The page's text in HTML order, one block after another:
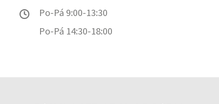
Po-Pá 9:00-13:30
Po-Pá 14:30-18:00